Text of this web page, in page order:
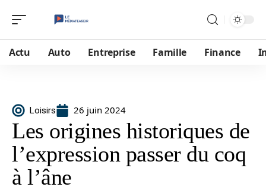
Actu Auto Entreprise Famille Finance
Loisirs 26 juin 2024
Les origines historiques de
l’expression passer du coq
à l’âne